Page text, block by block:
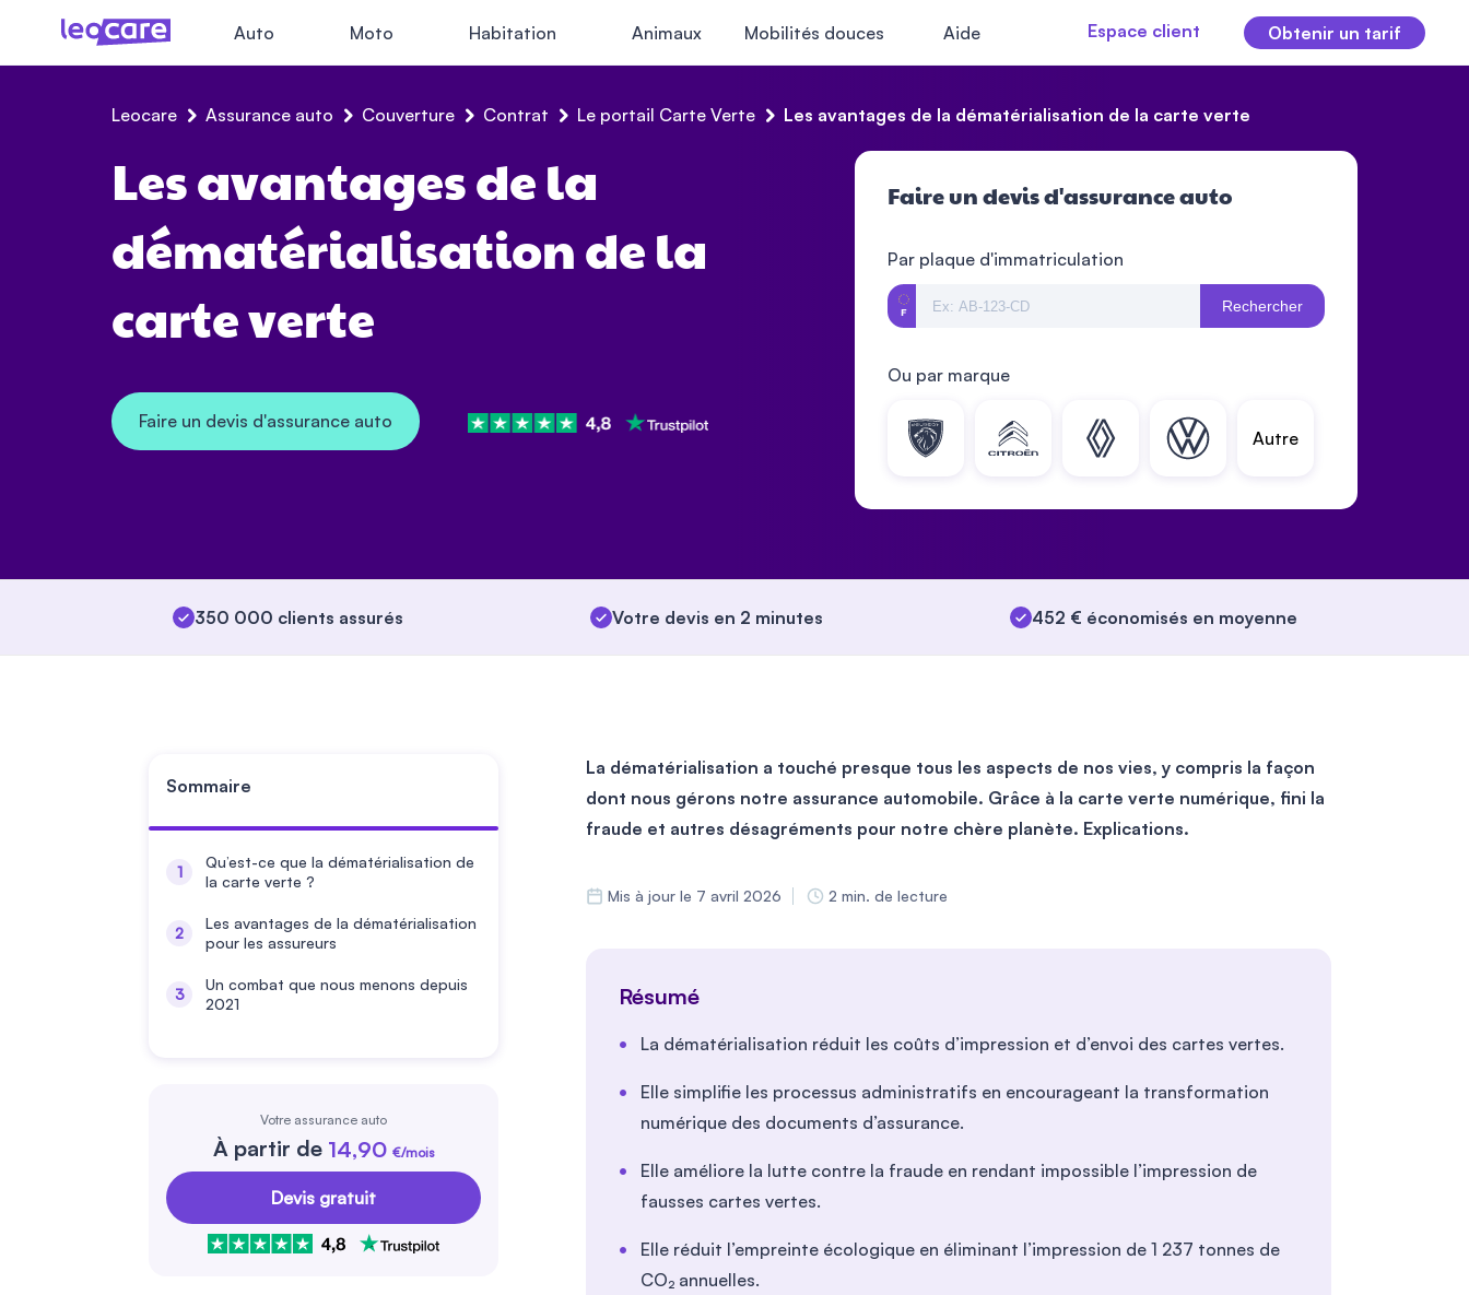
Auto Moto Habitation Animaux Mobilités douces Aide Espace client Obtenir un tarif
Leocare Assurance auto Couverture Contrat Le portail Carte Verte Les avantages de la dématérialisation de la carte verte
Les avantages de la
dématérialisation de la
carte verte
Faire un devis d'assurance auto
Faire un devis d'assurance auto
Par plaque d'immatriculation
Rechercher
Ou par marque
Autre
350 000 clients assurés Votre devis en 2 minutes 452 € économisés en moyenne
Sommaire
Qu’est-ce que la dématérialisation de
la carte verte ?
Les avantages de la dématérialisation
pour les assureurs
Un combat que nous menons depuis
2021
Votre assurance auto
À partir de 14,90 €/mois
Devis gratuit
La dématérialisation a touché presque tous les aspects de nos vies, y compris la façon
dont nous gérons notre assurance automobile. Grâce à la carte verte numérique, fini la
fraude et autres désagréments pour notre chère planète. Explications.
Mis à jour le 7 avril 2026 2 min. de lecture
Résumé
La dématérialisation réduit les coûts d’impression et d’envoi des cartes vertes.
Elle simplifie les processus administratifs en encourageant la transformation
numérique des documents d’assurance.
Elle améliore la lutte contre la fraude en rendant impossible l’impression de
fausses cartes vertes.
Elle réduit l’empreinte écologique en éliminant l’impression de 1 237 tonnes de
CO₂ annuelles.